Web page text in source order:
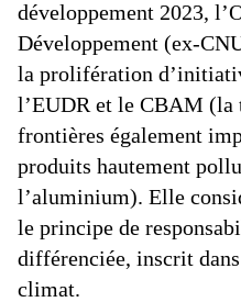
développement 2023,
Développement (ex-
la prolifération
l’EUDR et le CBAM (la
frontières également
produits hautement
l’aluminium). Elle
le principe de
différenciée, inscrit
climat.